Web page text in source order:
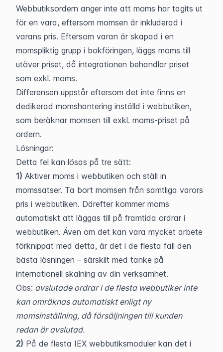
Webbutiksordern anger inte att moms har tagits ut
för en vara, eftersom momsen är inkluderad i
varans pris. Eftersom varan är skapad i en
momspliktig grupp i bokföringen, läggs moms till
utöver priset, då integrationen behandlar priset
som exkl. moms.
Differensen uppstår eftersom det inte finns en
dedikerad momshantering inställd i webbutiken,
som beräknar momsen till exkl. moms-priset på
ordern.
Lösningar:
Detta fel kan lösas på tre sätt:
1) Aktiver moms i webbutiken och ställ in
momssatser. Ta bort momsen från samtliga varors
pris i webbutiken. Därefter kommer moms
automatiskt att läggas till på framtida ordrar i
webbutiken. Även om det kan vara mycket arbete
förknippat med detta, är det i de flesta fall den
bästa lösningen – särskilt med tanke på
internationell skalning av din verksamhet.
Obs: avslutade ordrar i de flesta webbutiker inte
kan omräknas automatiskt enligt ny
momsinställning, då försäljningen till kunden
redan är avslutad.
2) På de flesta IEX webbutiksmoduler kan det i